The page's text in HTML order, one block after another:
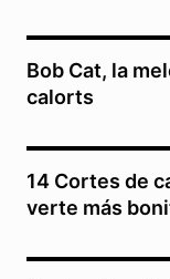
Bob Cat, la
calorts
14 Cortes de
verte más